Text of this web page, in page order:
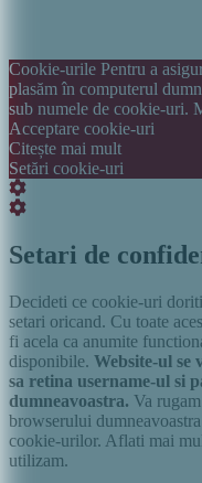
Cookie-urile Pentru a
plasăm în computerul
sub numele de cookie-uri.
Acceptare cookie-uri
Citește mai mult
Setări cookie-uri
Setări
cookie
Setări
box
Setari de
Decideti ce cookie-uri
setari oricand. Cu toate
fi acela ca anumite
disponibile. Website-ul se
sa retina username-ul si
dumneavoastra. Va
browserului
cookie-urilor. Aflati mai
utilizam.